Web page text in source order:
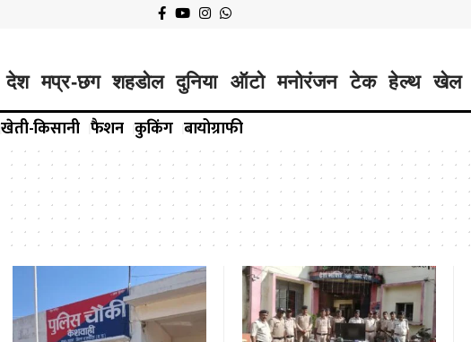
देश मप्र-छग शहडोल दुनिया ऑटो मनोरंजन टेक हेल्थ खेल
खेती-किसानी फैशन कुकिंग बायोग्राफी